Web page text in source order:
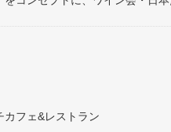
フェ&レストラン